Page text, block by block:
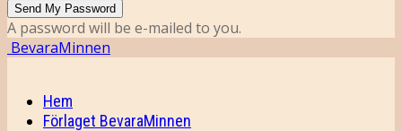
A password will be e-mailed to you.
BevaraMinnen
Hem
Förlaget BevaraMinnen